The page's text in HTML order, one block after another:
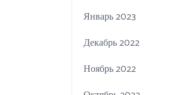
Январь 2023
Декабрь 2022
Ноябрь 2022